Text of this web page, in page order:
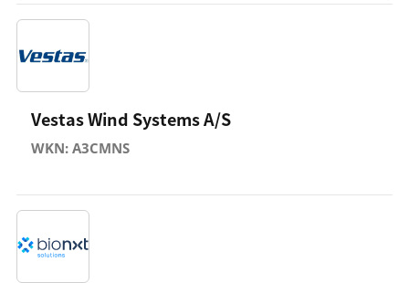
Vestas Wind Systems A/S
WKN: A3CMNS